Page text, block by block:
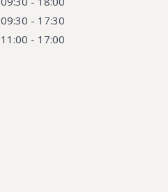
09:30 - 17:30
11:00 - 17:00